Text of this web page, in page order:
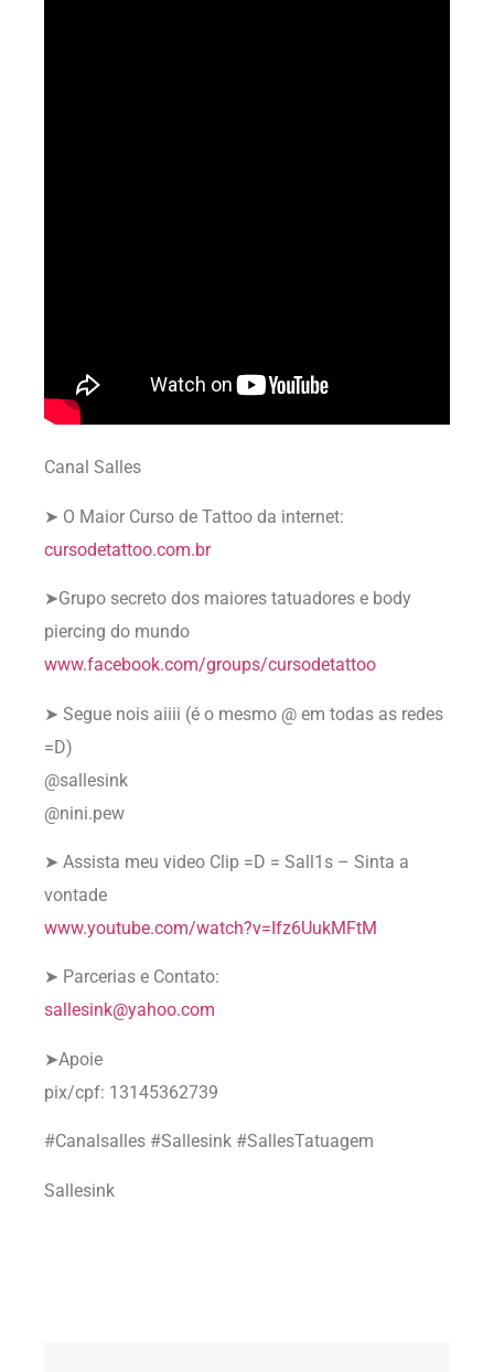
Canal Salles
➤ O Maior Curso de Tattoo da internet:
cursodetattoo.com.br
➤Grupo secreto dos maiores tatuadores e body
piercing do mundo
www.facebook.com/groups/cursodetattoo
➤ Segue nois aiiii (é o mesmo @ em todas as redes
=D)
@sallesink
@nini.pew
➤ Assista meu video Clip =D = Sall1s – Sinta a
vontade
www.youtube.com/watch?v=Ifz6UukMFtM
➤ Parcerias e Contato:
sallesink@yahoo.com
➤Apoie
pix/cpf: 13145362739
#Canalsalles #Sallesink #SallesTatuagem
Sallesink